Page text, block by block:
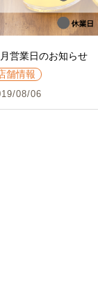
月営業日のお知らせ
舗情報
08/06